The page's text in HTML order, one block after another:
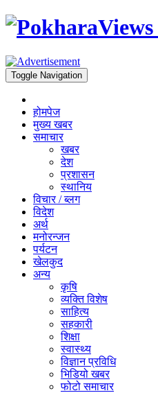
Toggle Navigation
होमपेज
मुख्य खबर
समाचार
खबर
देश
प्रशासन
स्थानिय
विचार / ब्लग
विदेश
अर्थ
मनोरन्जन
पर्यटन
खेलकुद
अन्य
कृषि
व्यक्ति विशेष
साहित्य
सहकारी
शिक्षा
स्वास्थ्य
विज्ञान प्रविधि
भिडियो खबर
फोटो समाचार